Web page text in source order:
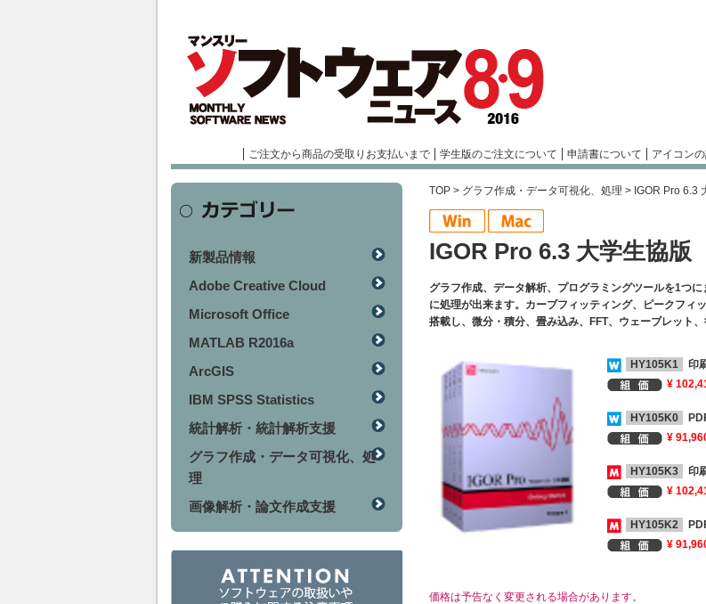
ご注文から商品の受取りお支払いまで 学生版のご注文について 申請書について アイコン
TOP > グラフ作成・データ可視化、処理 > IGOR Pro 6.3
IGOR Pro 6.3 大学生協版
グラフ作成、データ解析、プログラミングツールを1つ
に処理が出来ます。カーブフィッティング、ピークフィ
搭載し、微分・積分、畳み込み、FFT、ウェーブレット
HY105K1
印
¥
HY105K0
¥
HY105K3
印
¥
HY105K2
¥
価格は予告なく変更される場合があります。
新製品情報
Adobe Creative Cloud
Microsoft Office
MATLAB R2016a
ArcGIS
IBM SPSS Statistics
統計解析・統計解析支援
グラフ作成・データ可視化、処
理
画像解析・論文作成支援